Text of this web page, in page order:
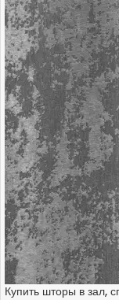
Купить шторы в